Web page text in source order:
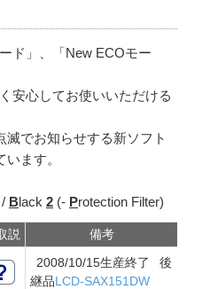
ド」、「New ECOモー
安心してお使いいただける
滅でお知らせする新ソフト
ます。
Black 2 (- Protection Filter)
説 備考
2008/10/15生産終了 後
継品LCD-SAX151DW